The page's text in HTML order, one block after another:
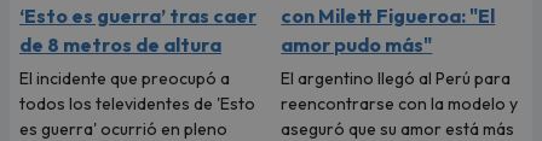
‘Esto es guerra’ tras caer
de 8 metros de altura
El incidente que preocupó a
todos los televidentes de 'Esto
es guerra' ocurrió en pleno
con Milett Figueroa: "El
amor pudo más"
El argentino llegó al Perú para
reencontrarse con la modelo y
aseguró que su amor está más